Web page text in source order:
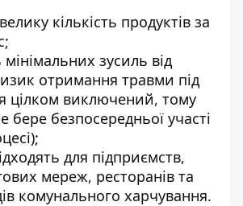
кількість продуктів за
зусиль від
отримання травми під
цілком виключений, тому
безпосередньої участі
для підприємств,
мереж, ресторанів та
комунального харчування.